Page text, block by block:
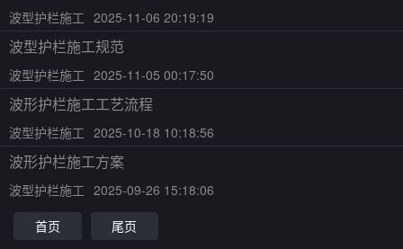
波型护栏施工 2025-11-06 20:19:19
波型护栏施工规范
波型护栏施工 2025-11-05 00:17:50
波形护栏施工工艺流程
波型护栏施工 2025-10-18 10:18:56
波形护栏施工方案
波型护栏施工 2025-09-26 15:18:06
首页
尾页